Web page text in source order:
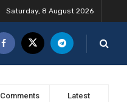
Saturday, 8 August 2026
Comments Latest